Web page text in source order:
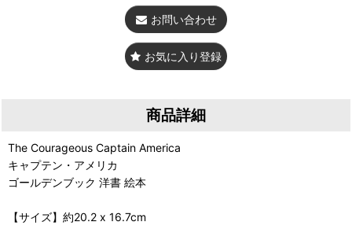
お問い合わせ
お気に入り登録
商品詳細
The Courageous Captain America
キャプテン・アメリカ
ゴールデンブック 洋書 絵本
【サイズ】約20.2 x 16.7cm